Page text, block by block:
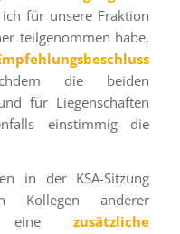
für unsere Fraktion
teilgenommen habe,
die beiden
für Liegenschaften
einstimmig die
in der KSA-Sitzung
Kollegen anderer
zusätzliche